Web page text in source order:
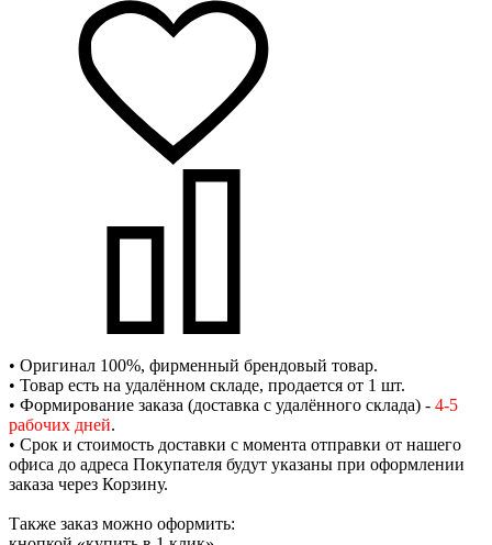
• Оригинал 100%, фирменный брендовый товар.
• Товар есть на удалённом складе, продается от 1 шт.
• Формирование заказа (доставка с удалённого склада) - 4-5
рабочих дней.
• Срок и стоимость доставки с момента отправки от нашего
офиса до адреса Покупателя будут указаны при оформлении
заказа через Корзину.
Также заказ можно оформить: